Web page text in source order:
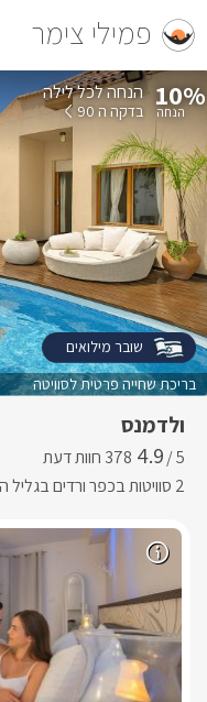
פמילי צימר
ולדמנס
5 /
4.9
2 סוויטות בכפר ורדים בגליל המערבי
בריכת שחייה פרטית לסוויטה
10% הנחה לכל לילה
בדקה ה 90
שובר מילואים